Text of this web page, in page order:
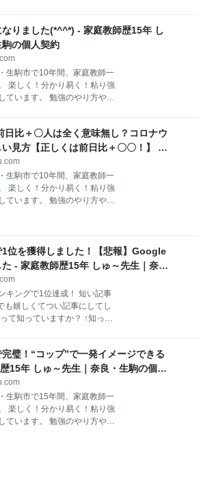
すが、全然僕は赤ちゃんのあ
ん。手続き関係とミルクはお
リット ★ 成績が上がる ★ 信頼
ほめていることになる 中級
ずほめ ★ 行動をほめる ★ 能
っててもほめる ★ ほめ増幅
体的にほめる ★ 生徒に教え
る、笑顔でほめる ★ 目標設
認欲求を満たしてあげる ★ 責
返りを求めずほめる ★ 叱るの
なりました(*^^*) - 家庭教師歴15年 し
の個人契約
生駒市で10年間、家庭教師一
楽しく！分かり易く！粘り強
ています。 勉強のやり方や、
パになりました(*^^*)全然実感
しなきゃです（笑） 朝起きる
苦手そうな我が娘😅
pic.twitter.com/XNnrWNe1uD
ブログ村ランキング1位
月13日 女の子です。早生まれ
したが・・・頑張って生んで
した。 もし奈
日比＋〇人は全く意味無し？コロナウ
見方【正しくは前日比＋〇〇！】 -
～先生｜奈良・生駒の個人契約
生駒市で10年間、家庭教師一
楽しく！分かり易く！粘り強
ています。 勉強のやり方や、
信していきますので、どうぞ
「コロナウイルスの感染者数
、お金も！指数関数とは？ ★
カビの増加」のグラフ ★ 我々
のグラフ ★ 投資やっている
グラフ なぜこんなに増える
見るには？ ★ 他の国との比
ちんと勉強を ～まとめ～
興味深い記事を発見しまし
するとごもっ
1位を獲得しました！【悲報】Google
- 家庭教師歴15年 しゅ～先生｜奈
キングで1位達成！ 短い記事
も嬉しくてつい記事にしてし
て知っていますか？ ↑知って
の家庭教師ランキングで本ブ
(^o^)／ありがとうございま
かげです。 とは言ってもまだ
ないです。上位のランキング
め、みなさんが見ている頃に
かもしれません(｡>﹏<｡) で
位にランクインできるように
璧！“コップ”で一発イメージできる
15年 しゅ～先生｜奈良・生駒の個人
生駒市で15年間、家庭教師一
楽しく！分かり易く！粘り強
ています。 勉強のやり方や、
信していきますので、どうぞ
授業が全く分からない！！赤